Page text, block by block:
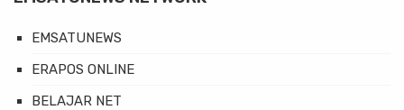
EMSATUNEWS
ERAPOS ONLINE
BELAJAR NET